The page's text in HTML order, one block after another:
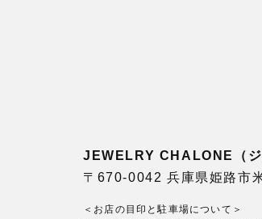
JEWELRY CHALONE（ジ
〒670-0042 兵庫県姫路市
＜お店の目印と駐車場について＞